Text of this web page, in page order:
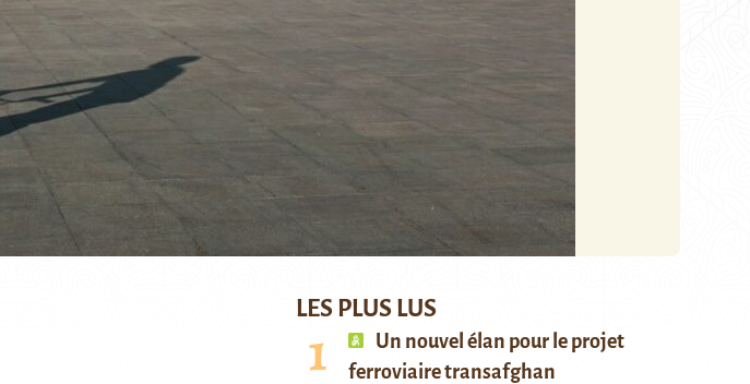
LES PLUS LUS
Un nouvel élan pour le projet
ferroviaire transafghan